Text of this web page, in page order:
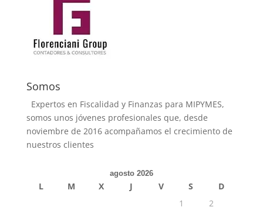
Somos
Expertos en Fiscalidad y Finanzas para MIPYMES,
somos unos jóvenes profesionales que, desde
noviembre de 2016 acompañamos el crecimiento de
nuestros clientes
agosto 2026
L M X J V S
D
1
2